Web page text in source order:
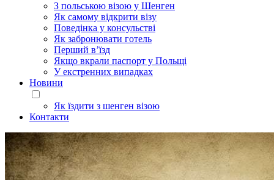
З польською візою у Шенген
Як самому відкрити візу
Поведінка у консульстві
Як забронювати готель
Перший в’їзд
Якщо вкрали паспорт у Польщі
У екстренних випадках
Новини
Як їздити з шенген візою
Контакти